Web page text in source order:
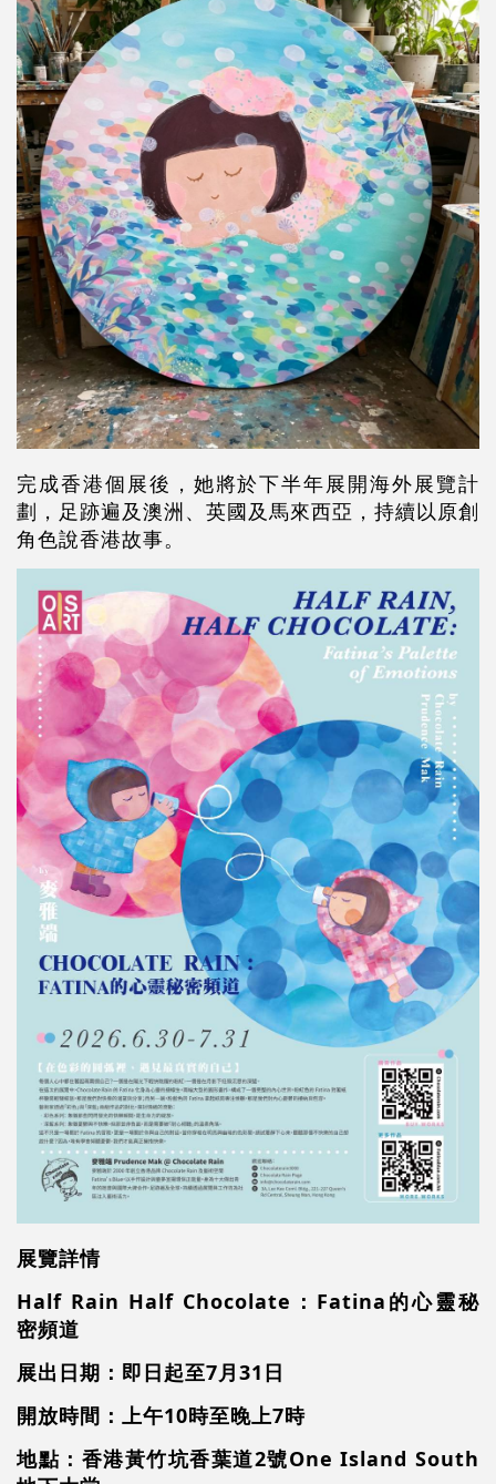
完成香港個展後，她將於下半年展開海外展覽計
劃，足跡遍及澳洲、英國及馬來西亞，持續以原創
角色說香港故事。
展覽詳情
Half Rain Half Chocolate ： Fatina 的心靈秘
密頻道
展出日期：即日起至7月31 日
開放時間：上午10時至晚上7時
地點：香港黃竹坑香葉道2號One Island South